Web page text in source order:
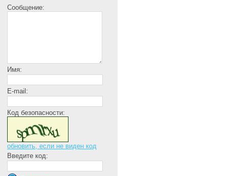
Сообщение:
Имя:
E-mail:
Код безопасности:
обновить, если не виден код
Введите код: